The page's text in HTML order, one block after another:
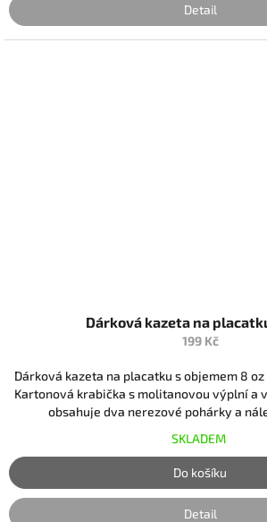
Detail
Dárková kazeta na
199 Kč
Dárková kazeta na placatku s objemem 8
Kartonová krabička s molitanovou výplní a
obsahuje dva nerezové pohárky a
SKLADEM
Do košíku
Detail